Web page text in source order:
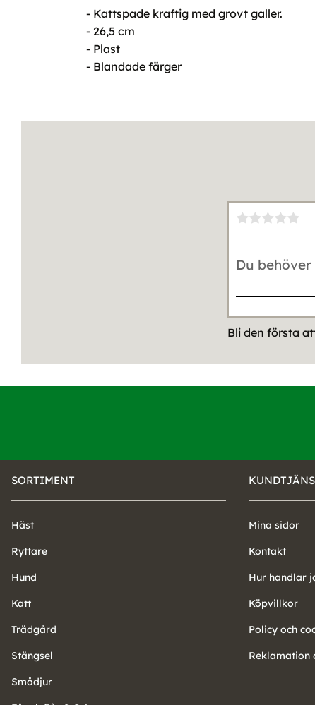
- Kattspade kraftig med grovt galler.
- 26,5 cm
- Plast
- Blandade färger
Bli den första
SORTIMENT
Häst
Ryttare
Hund
Katt
Trädgård
Stängsel
Smådjur
Mina sidor
Kontakt
Hur handlar
Köpvillkor
Policy och
Reklamation